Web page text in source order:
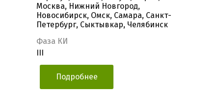
Москва, Нижний Новгород,
Новосибирск, Омск, Самара, Санкт-
Петербург, Сыктывкар, Челябинск
Фаза КИ
Подробнее